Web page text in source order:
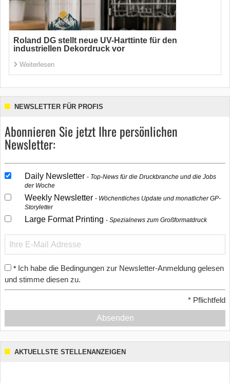
Roland DG stellt neue UV-Harttinte für den
industriellen Dekordruck vor
Weiterlesen
NEWSLETTER FÜR PROFIS
Abonnieren Sie jetzt Ihre persönlichen
Newsletter:
Daily Newsletter
Top-News für die Druckbranche und die Jobs
der Woche
Weekly Newsletter
Wöchentliches Update und monatlicher GP-
Storyletter
Large Format Printing Spezialnews zum Großformatdruck
* Ich habe die Bedingungen zur Newsletter-Anmeldung gelesen
und stimme diesen zu.
* Pflichtfeld
Absenden
AKTUELLSTE STELLENANZEIGEN